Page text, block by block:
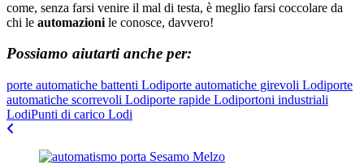
come, senza farsi venire il mal di testa, è meglio farsi coccolare da
chi le automazioni le conosce, davvero!
Possiamo aiutarti anche per:
porte automatiche battenti Lodiporte automatiche girevoli Lodiporte
automatiche scorrevoli Lodiporte rapide Lodiportoni industriali
LodiPunti di carico Lodi
Navigazione
articoli